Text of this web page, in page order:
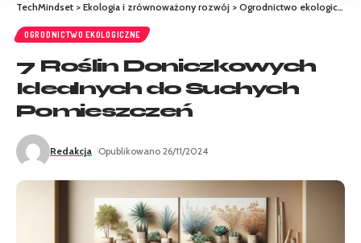
TechMindset > Ekologia i zrównoważony rozwój > Ogrodnictwo ekologiczne
OGRODNICTWO EKOLOGICZNE
7 Roślin Doniczkowych
Idealnych do Suchych
Pomieszczeń
Redakcja Opublikowano 26/11/2024